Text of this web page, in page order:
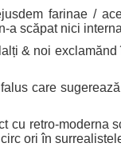
farinae /
a scăpat nici
& noi
care
cu retro-
ori în